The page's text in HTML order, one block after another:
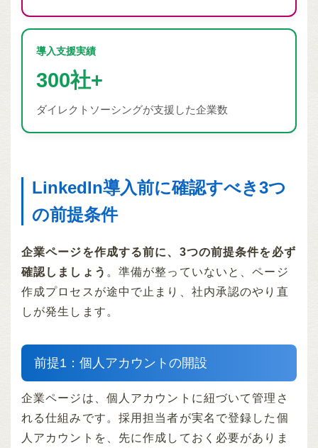
導入支援実績
300社+
ダイレクトソーシングが支援した企業数
LinkedIn導入前に確認すべき3つ
の前提条件
企業ページを作成する前に、3つの前提条件を必ず
確認しましょう 。準備が整っていないと、ページ
作成プロセスが途中で止まり、社内承認のやり直
しが発生します。
前提1：個人アカウントの開設
企業ページは、個人アカウントに紐づいて管理さ
れる仕組みです。採用担当者が実名で登録した個
人アカウントを、先に作成しておく必要がありま